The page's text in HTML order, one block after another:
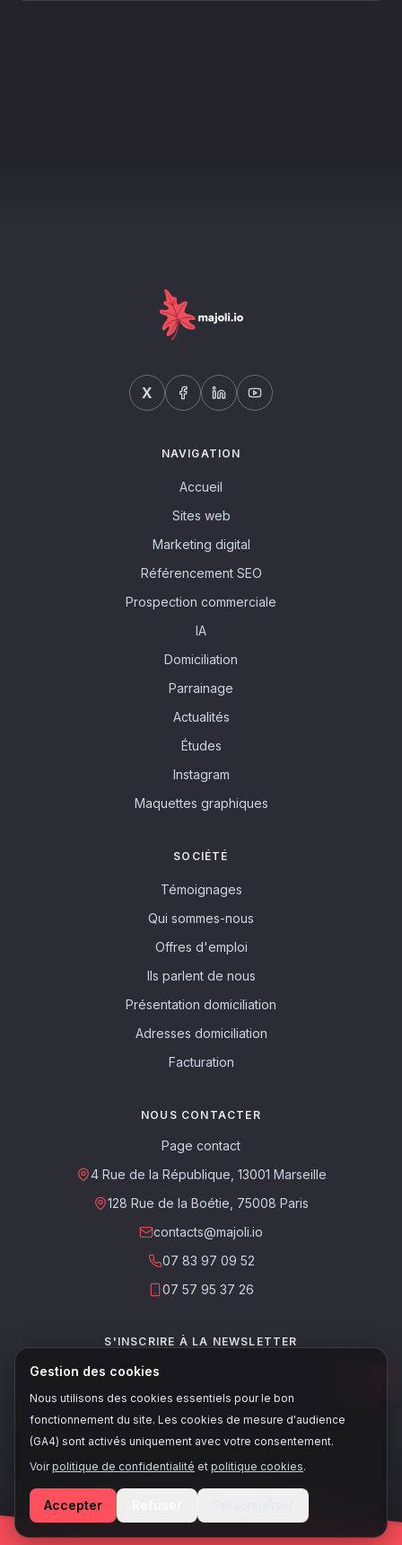
Gestion des cookies
Nous utilisons des cookies essentiels pour le bon
fonctionnement du site. Les cookies de mesure d'audience
(GA4) sont activés uniquement avec votre consentement.
Voir politique de confidentialité et politique cookies.
Accepter
X
NAVIGATION
Accueil
Sites web
Marketing digital
Référencement SEO
Prospection commerciale
IA
Domiciliation
Parrainage
Actualités
Études
Instagram
Maquettes graphiques
SOCIÉTÉ
Témoignages
Qui sommes-nous
Offres d'emploi
Ils parlent de nous
Présentation domiciliation
Adresses domiciliation
Facturation
NOUS CONTACTER
Page contact
4 Rue de la République, 13001 Marseille
128 Rue de la Boétie, 75008 Paris
contacts@majoli.io
07 83 97 09 52
07 57 95 37 26
S'INSCRIRE À LA NEWSLETTER
Ce site est protégé par reCAPTCHA. Les règles de confidentialité
© 2026, Majoli - Tous droits réservés
Conditions de vente
•Mentions légales